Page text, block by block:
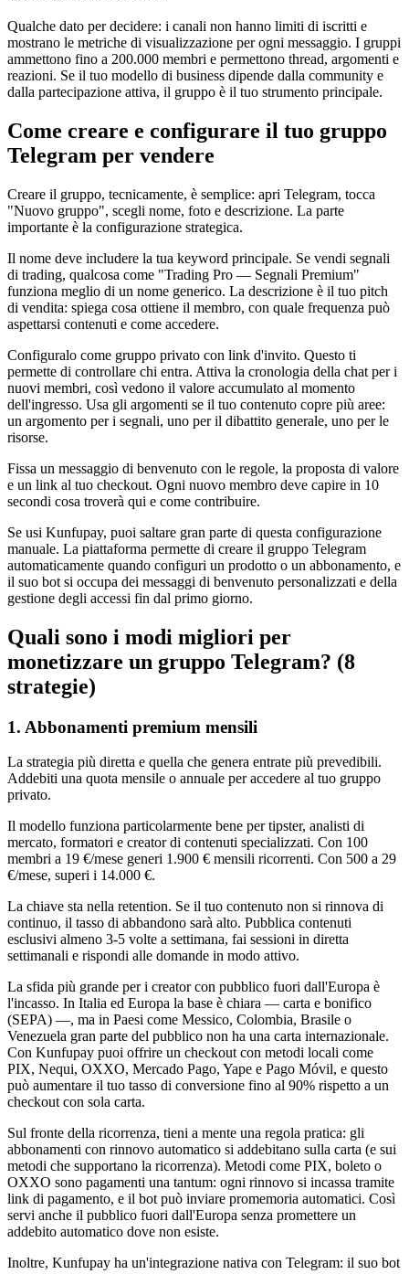
Qualche dato per decidere: i canali non hanno limiti di iscritti e
mostrano le metriche di visualizzazione per ogni messaggio. I gruppi
ammettono fino a 200.000 membri e permettono thread, argomenti e
reazioni. Se il tuo modello di business dipende dalla community e
dalla partecipazione attiva, il gruppo è il tuo strumento principale.
Come creare e configurare il tuo gruppo
Telegram per vendere
Creare il gruppo, tecnicamente, è semplice: apri Telegram, tocca
"Nuovo gruppo", scegli nome, foto e descrizione. La parte
importante è la configurazione strategica.
Il nome deve includere la tua keyword principale. Se vendi segnali
di trading, qualcosa come "Trading Pro — Segnali Premium"
funziona meglio di un nome generico. La descrizione è il tuo pitch
di vendita: spiega cosa ottiene il membro, con quale frequenza può
aspettarsi contenuti e come accedere.
Configuralo come gruppo privato con link d'invito. Questo ti
permette di controllare chi entra. Attiva la cronologia della chat per i
nuovi membri, così vedono il valore accumulato al momento
dell'ingresso. Usa gli argomenti se il tuo contenuto copre più aree:
un argomento per i segnali, uno per il dibattito generale, uno per le
risorse.
Fissa un messaggio di benvenuto con le regole, la proposta di valore
e un link al tuo checkout. Ogni nuovo membro deve capire in 10
secondi cosa troverà qui e come contribuire.
Se usi Kunfupay, puoi saltare gran parte di questa configurazione
manuale. La piattaforma permette di creare il gruppo Telegram
automaticamente quando configuri un prodotto o un abbonamento, e
il suo bot si occupa dei messaggi di benvenuto personalizzati e della
gestione degli accessi fin dal primo giorno.
Quali sono i modi migliori per
monetizzare un gruppo Telegram? (8
strategie)
1. Abbonamenti premium mensili
La strategia più diretta e quella che genera entrate più prevedibili.
Addebiti una quota mensile o annuale per accedere al tuo gruppo
privato.
Il modello funziona particolarmente bene per tipster, analisti di
mercato, formatori e creator di contenuti specializzati. Con 100
membri a 19 €/mese generi 1.900 € mensili ricorrenti. Con 500 a 29
€/mese, superi i 14.000 €.
La chiave sta nella retention. Se il tuo contenuto non si rinnova di
continuo, il tasso di abbandono sarà alto. Pubblica contenuti
esclusivi almeno 3-5 volte a settimana, fai sessioni in diretta
settimanali e rispondi alle domande in modo attivo.
La sfida più grande per i creator con pubblico fuori dall'Europa è
l'incasso. In Italia ed Europa la base è chiara — carta e bonifico
(SEPA) —, ma in Paesi come Messico, Colombia, Brasile o
Venezuela gran parte del pubblico non ha una carta internazionale.
Con Kunfupay puoi offrire un checkout con metodi locali come
PIX, Nequi, OXXO, Mercado Pago, Yape e Pago Móvil, e questo
può aumentare il tuo tasso di conversione fino al 90% rispetto a un
checkout con sola carta.
Sul fronte della ricorrenza, tieni a mente una regola pratica: gli
abbonamenti con rinnovo automatico si addebitano sulla carta (e sui
metodi che supportano la ricorrenza). Metodi come PIX, boleto o
OXXO sono pagamenti una tantum: ogni rinnovo si incassa tramite
link di pagamento, e il bot può inviare promemoria automatici. Così
servi anche il pubblico fuori dall'Europa senza promettere un
addebito automatico dove non esiste.
Inoltre, Kunfupay ha un'integrazione nativa con Telegram: il suo bot